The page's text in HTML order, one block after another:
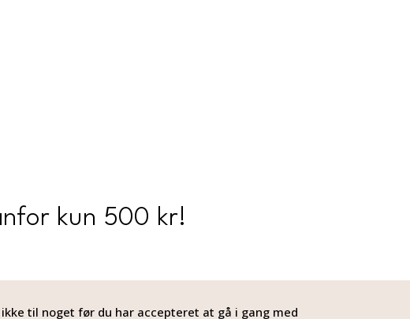
kun 500 kr!
til noget før du har accepteret at gå i gang med